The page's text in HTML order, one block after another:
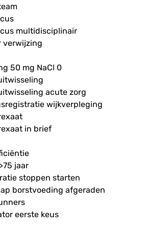
multidisciplinair
verwijzing
50 mg NaCl 0
acute zorg
wijkverpleging
in brief
jaar
stoppen starten
borstvoeding afgeraden
eerste keus